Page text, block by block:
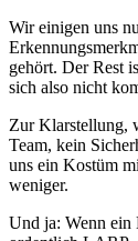
Wir einigen uns
gehört. Der Rest
sich also nicht
Zur Klarstellung,
Team, kein
uns ein Kostüm
weniger.
Und ja: Wenn ein